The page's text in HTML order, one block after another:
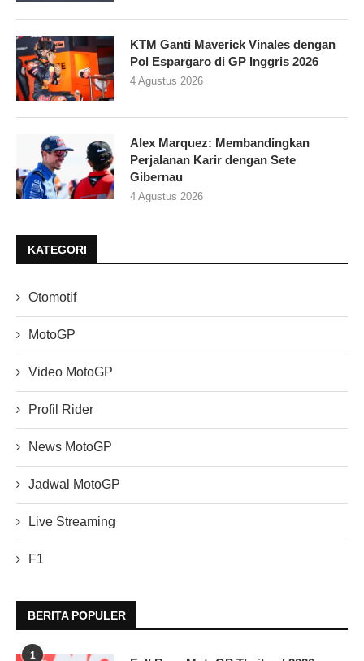
KTM Ganti Maverick Vinales dengan
Pol Espargaro di GP Inggris 2026
4 Agustus 2026
Alex Marquez: Membandingkan
Perjalanan Karir dengan Sete
Gibernau
4 Agustus 2026
KATEGORI
Otomotif
MotoGP
Video MotoGP
Profil Rider
News MotoGP
Jadwal MotoGP
Live Streaming
F1
BERITA POPULER
1